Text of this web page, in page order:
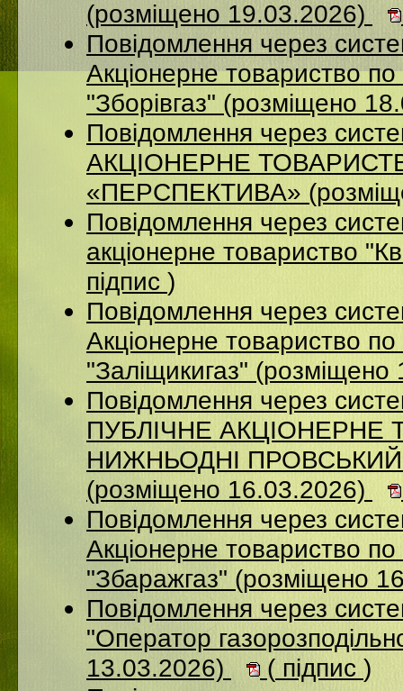
(розміщено 19.03.2026)
Повідомлення через
Акціонерне товариство по
"Зборівгаз" (розміщено
Повідомлення через
АКЦІОНЕРНЕ
«ПЕРСПЕКТИВА»
Повідомлення через
акціонерне товариство
підпис )
Повідомлення через
Акціонерне товариство по
"Заліщикигаз"
Повідомлення через
ПУБЛІЧНЕ АКЦІОНЕРНЕ
НИЖНЬОДНІ
(розміщено 16.03.2026)
Повідомлення через
Акцiонерне товариство по
"Збаражгаз" (розміщено
Повідомлення через
"Оператор
13.03.2026)
( підпис )